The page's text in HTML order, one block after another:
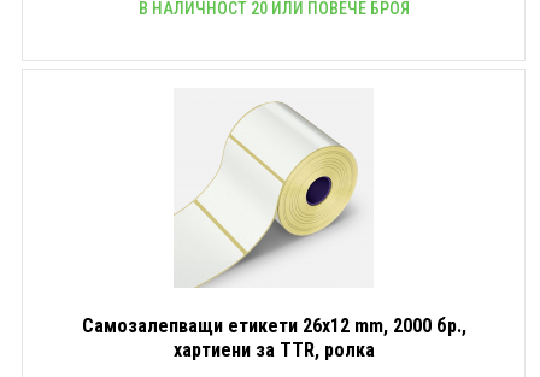
В НАЛИЧНОСТ 20 ИЛИ ПОВЕЧЕ БРОЯ
Самозалепващи етикети 26x12 mm, 2000 бр.,
хартиени за TTR, ролка